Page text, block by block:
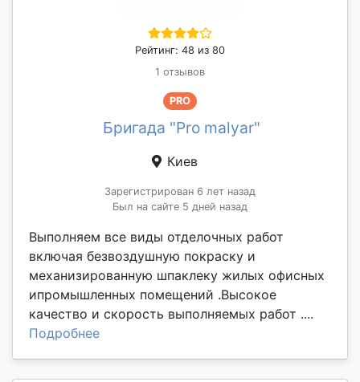
Рейтинг: 48 из 80
1 отзывов
PRO
Бригада "Pro malyar"
Киев
Зарегистрирован 6 лет назад
Был на сайте 5 дней назад
Выполняем все виды отделочных работ
включая безвоздушную покраску и
механизированную шпаклеку жилых офисных
ипромышленных помещений .Высокое
качество и скорость выполняемых работ ....
Подробнее